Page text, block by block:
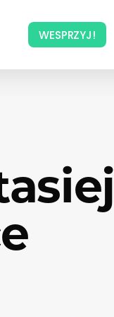
WESPRZYJ!